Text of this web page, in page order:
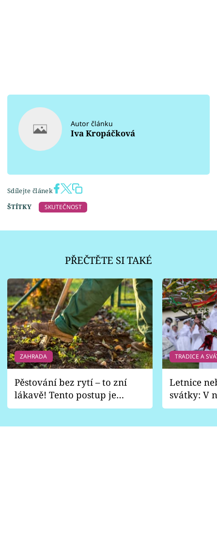
Autor článku
Iva Kropáčková
Sdílejte článek
ŠTÍTKY
SKUTEČNOST
PŘEČTĚTE SI TAKÉ
ZAHRADA
Pěstování bez rytí – to zní
lákavě! Tento postup je
vhodný jen pro některé
TRADICE A
Letnice
svátky: V
pondělí